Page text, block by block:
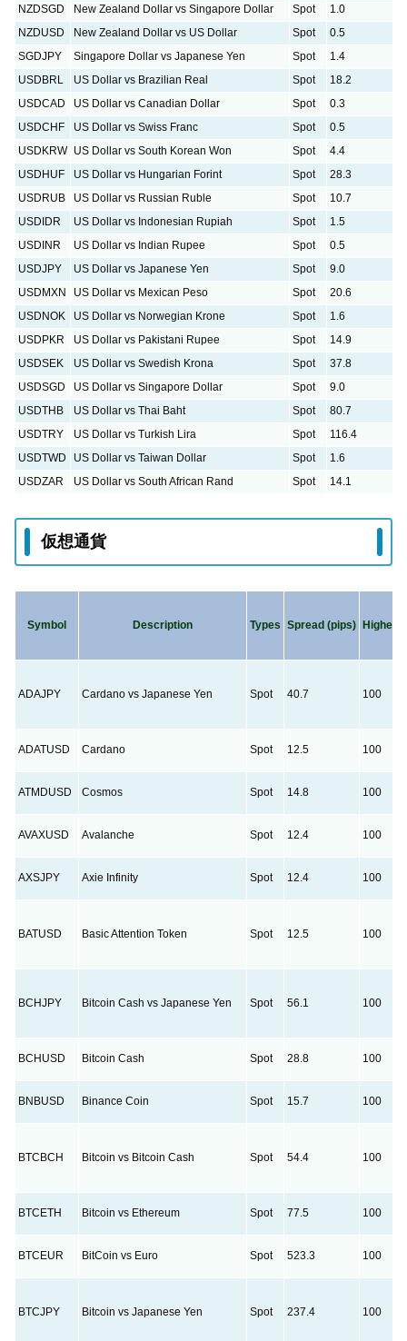
NZDSGD
New Zealand Dollar vs Singapore Dollar Spot 1.0
NZDUSD
New Zealand Dollar vs US Dollar Spot 0.5
SGDJPY
Singapore Dollar vs Japanese Yen Spot 1.4
USDBRL
US Dollar vs Brazilian Real Spot 18.2
USDCAD
US Dollar vs Canadian Dollar Spot 0.3
USDCHF
US Dollar vs Swiss Franc Spot 0.5
USDKRW US Dollar vs South Korean Won Spot 4.4
USDHUF
US Dollar vs Hungarian Forint Spot 28.3
USDRUB
US Dollar vs Russian Ruble Spot 10.7
USDIDR
US Dollar vs Indonesian Rupiah Spot 1.5
USDINR
US Dollar vs Indian Rupee Spot 0.5
USDJPY
US Dollar vs Japanese Yen Spot 9.0
USDMXN
US Dollar vs Mexican Peso Spot 20.6
USDNOK
US Dollar vs Norwegian Krone Spot 1.6
USDPKR
US Dollar vs Pakistani Rupee Spot 14.9
USDSEK
US Dollar vs Swedish Krona Spot 37.8
USDSGD
US Dollar vs Singapore Dollar Spot 9.0
USDTHB
US Dollar vs Thai Baht Spot 80.7
USDTRY
US Dollar vs Turkish Lira Spot 116.4
USDTWD
US Dollar vs Taiwan Dollar Spot 1.6
USDZAR
US Dollar vs South African Rand Spot 14.1
仮想通貨
Symbol Description Types Spread (pips) Highest
ADAJPY Cardano vs Japanese Yen Spot 40.7 100
ADATUSD Cardano Spot 12.5 100
ATMDUSD Cosmos Spot 14.8 100
AVAXUSD Avalanche Spot 12.4 100
AXSJPY Axie Infinity Spot 12.4 100
BATUSD Basic Attention Token Spot 12.5 100
BCHJPY Bitcoin Cash vs Japanese Yen Spot 56.1 100
BCHUSD Bitcoin Cash Spot 28.8 100
BNBUSD Binance Coin Spot 15.7 100
BTCBCH Bitcoin vs Bitcoin Cash Spot 54.4 100
BTCETH Bitcoin vs Ethereum Spot 77.5 100
BTCEUR BitCoin vs Euro Spot 523.3 100
BTCJPY Bitcoin vs Japanese Yen Spot 237.4 100